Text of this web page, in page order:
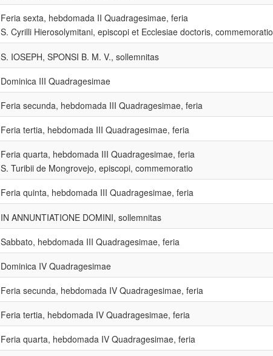
Feria sexta, hebdomada II Quadragesimae, feria
S. Cyrilli Hierosolymitani, episcopi et Ecclesiae doctoris, commemoratio
S. IOSEPH, SPONSI B. M. V., sollemnitas
Dominica III Quadragesimae
Feria secunda, hebdomada III Quadragesimae, feria
Feria tertia, hebdomada III Quadragesimae, feria
Feria quarta, hebdomada III Quadragesimae, feria
S. Turibii de Mongrovejo, episcopi, commemoratio
Feria quinta, hebdomada III Quadragesimae, feria
IN ANNUNTIATIONE DOMINI, sollemnitas
Sabbato, hebdomada III Quadragesimae, feria
Dominica IV Quadragesimae
Feria secunda, hebdomada IV Quadragesimae, feria
Feria tertia, hebdomada IV Quadragesimae, feria
Feria quarta, hebdomada IV Quadragesimae, feria